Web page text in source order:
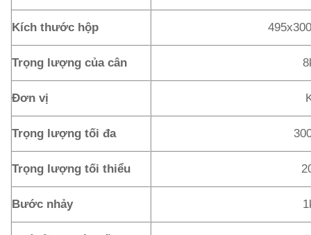
Kích thước hộp
Trọng lượng của cân
Đơn vị
Trọng lượng tối đa
Trọng lượng tối thiểu
Bước nhảy